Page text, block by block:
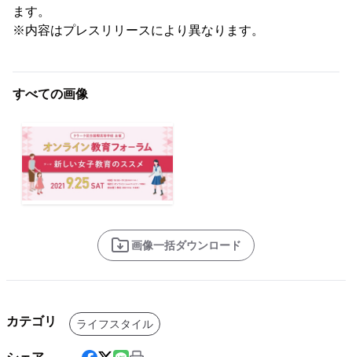
ます。
※内容はプレスリリースにより異なります。
すべての画像
画像一括ダウンロード
カテゴリ ライフスタイル